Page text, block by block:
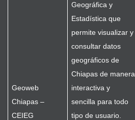
Geoweb
Chiapas –
CEIEG
Geográfica y
Estadística que
permite visualizar y
consultar datos
geográficos de
Chiapas de manera
interactiva y
sencilla para todo
tipo de usuario.